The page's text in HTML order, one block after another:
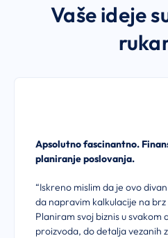
Vaše ideje
Apsolutno fascinantno.
planiranje poslovanja.
“Iskreno mislim da je ovo
da napravim kalkulacije na
Planiram svoj biznis u svakom
proizvoda, do detalja vezanih